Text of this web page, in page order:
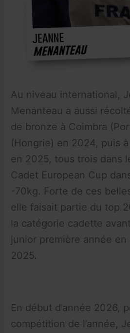
Au niveau international,
Menanteau a aussi
de bronze à Coimbra
(Hongrie) en 2024, puis
en 2025, tous trois dans
Cadet European Cup
-70kg. Forte de ces
elle faisait partie du top
la catégorie cadette
junior première année en
2025.
En début d’année 2026,
compétition de l’année,